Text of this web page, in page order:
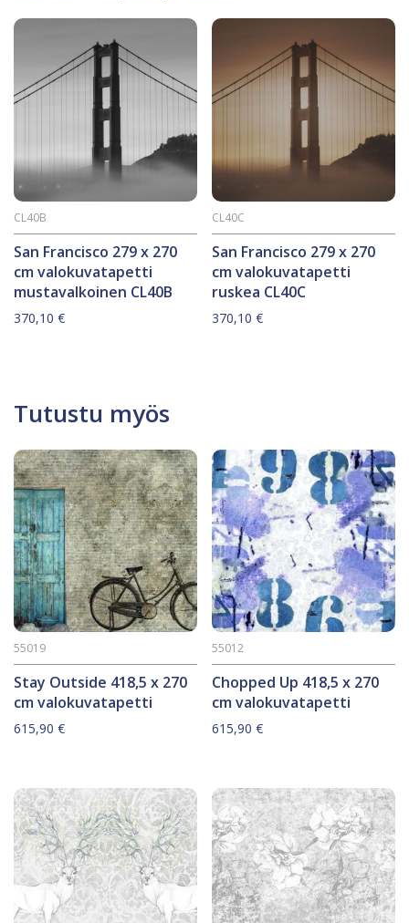
San Francisco 279 x 270
cm valokuvatapetti
mustavalkoinen CL40B
CL40B
370,10 €
San Francisco 279 x 270
cm valokuvatapetti
ruskea CL40C
CL40C
370,10€
Tutustu myös
Stay Outside 418,5 x 270
cm valokuvatapetti
55019
615,90 €
Chopped Up 418,5 x 270
cm valokuvatapetti
55012
615,90€